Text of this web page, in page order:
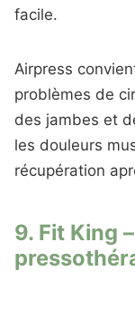
facile.
Airpress
problèmes de
des jambes et
les douleurs
récupération
9. Fit King